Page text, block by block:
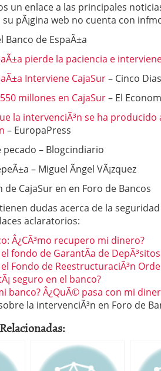
un enlace a las principales
su pÃ¡gina web no cuenta con
Banco de EspaÃ±a
pierde la paciencia e
Interviene CajaSur– Cinco Dias
millones en CajaSur– El
la intervenciÃ³n se ha
– EuropaPress
pecado – Blogcindiario
– Miguel Ãngel VÃ¡zquez
de CajaSur en en Foro de Bancos
dudas acerca de la
aclaratorios:
Â¿CÃ³mo recupero mi dinero?
fondo de GarantÃ­a de DepÃ³sitos
Fondo de ReestructuraciÃ³n
seguro en el banco?
banco? Â¿QuÃ© pasa con mi
la intervenciÃ³n en Foro de